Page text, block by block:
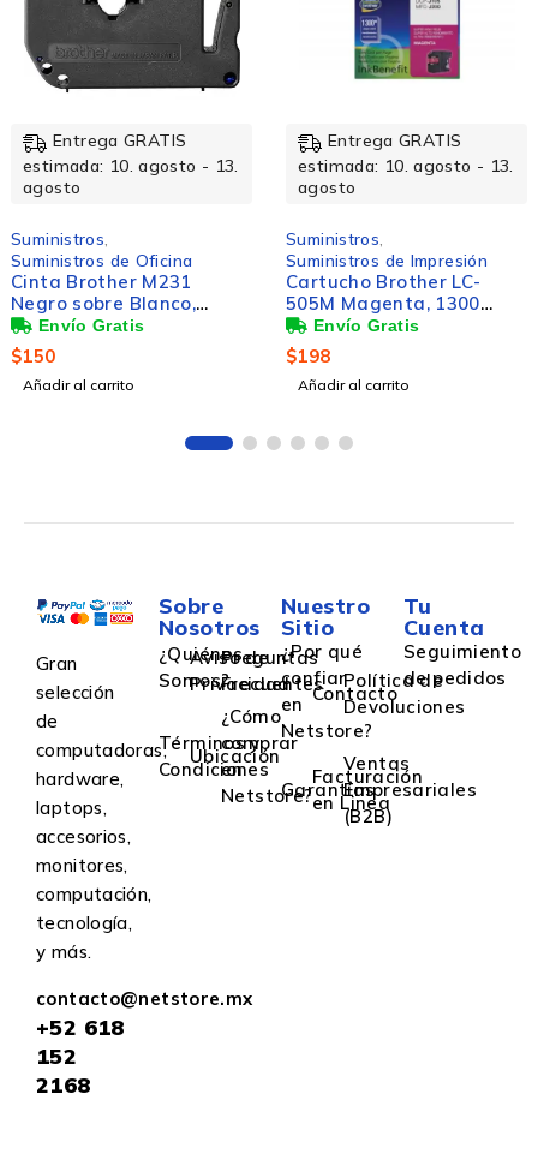
Entrega GRATIS
estimada: 10. agosto - 13.
agosto
Suministros
Suministros de Impresión
Cartucho Brother LC-
505M Magenta, 1300
Páginas
$198
Añadir al carrito
Entrega GRATIS
estimada: 10. agosto - 13.
agosto
Suministros
Suministros de Impresión
Cartucho Brother de
Super Alto Rendimiento
LC3019C Cian, 1500
Páginas
$542
Añadir al carrito
Gran
selección
de
computadoras,
hardware,
laptops,
accesorios,
monitores,
computación,
tecnología,
y más.
contacto@netstore.mx
+52 618
152
2168
Sobre
Nosotros
¿Quiénes
Somos?
Aviso de
Privacidad
Preguntas
Frecuentes
Términos y
Condiciones
Ubicación
¿Cómo
comprar
en
Netstore?
Nuestro
Sitio
¿Por qué
confiar
en
Netstore?
Contacto
Política de
Devoluciones
Garantías
Facturación
en Linea
Ventas
Empresariales
(B2B)
Tu
Cuenta
Seguimiento
de pedidos